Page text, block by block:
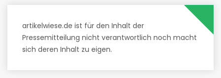
artikelwiese.de ist für den Inhalt der
Pressemitteilung nicht verantwortlich noch macht
sich deren Inhalt zu eigen.